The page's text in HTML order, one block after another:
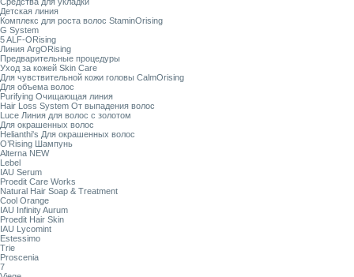
Детская линия
Комплекс для роста волос StaminOrising
G System
5 ALF-ORising
Линия ArgORising
Предварительные процедуры
Уход за кожей Skin Care
Для чувствительной кожи головы CalmOrising
Для объема волос
Purifying Очищающая линия
Hair Loss System От выпадения волос
Luce Линия для волос с золотом
Для окрашенных волос
Helianthi's Для окрашенных волос
O’Rising Шампунь
Alterna NEW
Lebel
IAU Serum
Proedit Care Works
Natural Hair Soap & Treatment
Cool Orange
IAU Infinity Aurum
Proedit Hair Skin
IAU Lycomint
Estessimo
Trie
Proscenia
7